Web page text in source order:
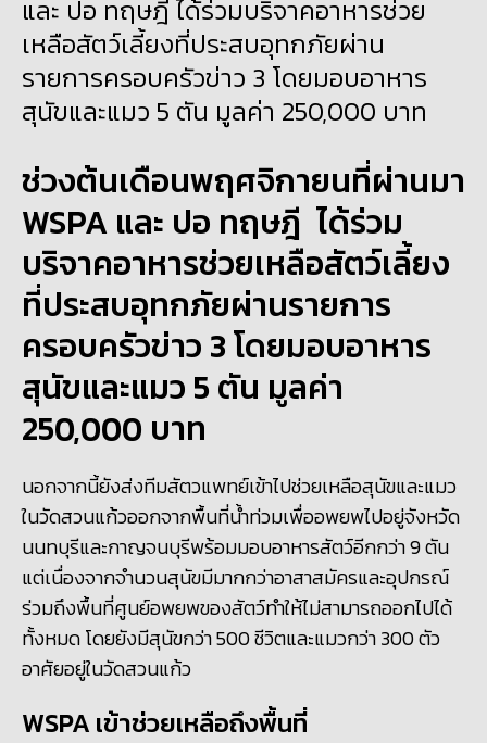
และ ปอ ทฤษฎี ได้ร่วมบริจาคอาหารช่วย
เหลือสัตว์เลี้ยงที่ประสบอุทกภัยผ่าน
รายการครอบครัวข่าว 3 โดยมอบอาหาร
สุนัขและแมว 5 ตัน มูลค่า 250,000 บาท
ช่วงต้นเดือนพฤศจิกายนที่ผ่านมา
WSPA และ ปอ ทฤษฎี ได้ร่วม
บริจาคอาหารช่วยเหลือสัตว์เลี้ยง
ที่ประสบอุทกภัยผ่านรายการ
ครอบครัวข่าว 3 โดยมอบอาหาร
สุนัขและแมว 5 ตัน มูลค่า
250,000 บาท
นอกจากนี้ยังส่งทีมสัตวแพทย์เข้าไปช่วยเหลือสุนัขและแมว
ในวัดสวนแก้วออกจากพื้นที่น้ำท่วมเพื่ออพยพไปอยู่จังหวัด
นนทบุรีและกาญจนบุรีพร้อมมอบอาหารสัตว์อีกกว่า 9 ตัน
แต่เนื่องจากจำนวนสุนัขมีมากกว่าอาสาสมัครและอุปกรณ์
ร่วมถึงพื้นที่ศูนย์อพยพของสัตว์ทำให้ไม่สามารถออกไปได้
ทั้งหมด โดยยังมีสุนัขกว่า 500 ชีวิตและแมวกว่า 300 ตัว
อาศัยอยู่ในวัดสวนแก้ว
WSPA เข้าช่วยเหลือถึงพื้นที่